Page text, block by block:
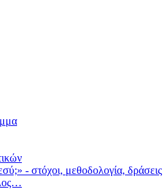
- στόχοι, μεθοδολογία, δράσεις